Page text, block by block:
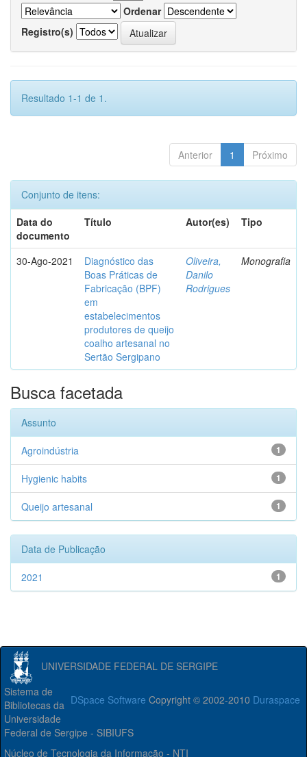
Ordenar
Registro(s)
Resultado 1-1 de 1.
Anterior 1 Próximo
Conjunto de itens:
Data do
documento
Título Autor(es) Tipo
30-Ago-2021
Diagnóstico das
Boas Práticas de
Fabricação (BPF)
em
estabelecimentos
produtores de queijo
coalho artesanal no
Sertão Sergipano
Oliveira,
Danilo
Rodrigues
Monografia
Busca facetada
Assunto
1
Agroindústria
1
Hygienic habits
1
Queijo artesanal
Data de Publicação
1
2021
UNIVERSIDADE FEDERAL DE SERGIPE
DSpace Software Copyright © 2002-2010 Duraspace
Sistema de
Bibliotecas da
Universidade
Federal de Sergipe - SIBIUFS
Núcleo de Tecnologia da Informação - NTI